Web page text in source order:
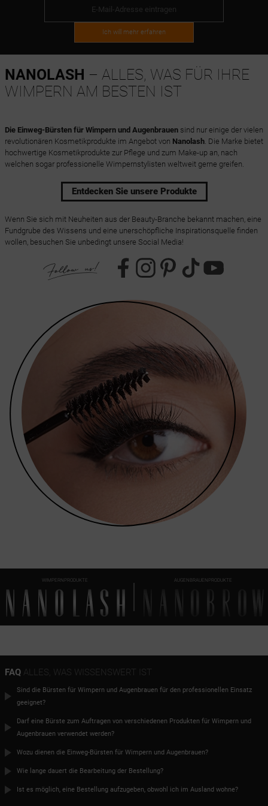
Ich will mehr erfahren
NANOLASH – ALLES, WAS FÜR IHRE
WIMPERN AM BESTEN IST
Die Einweg-Bürsten für Wimpern und Augenbrauensind nur einige der vielen
revolutionären Kosmetikprodukte im Angebot von Nanolash. Die Marke bietet
hochwertige Kosmetikprodukte zur Pflege und zum Make-up an, nach
welchen sogar professionelle Wimpernstylisten weltweit gerne greifen.
Entdecken Sie unsere Produkte
Wenn Sie sich mit Neuheiten aus der Beauty-Branche bekannt machen, eine
Fundgrube des Wissens und eine unerschöpfliche Inspirationsquelle finden
wollen, besuchen Sie unbedingt unsere Social Media!
WIMPERNPRODUKTE AUGENBRAUENPRODUKTE
FAQALLES, WAS WISSENSWERT IST
Sind die Bürsten für Wimpern und Augenbrauen für den professionellen Einsatz
geeignet?
Darf eine Bürste zum Auftragen von verschiedenen Produkten für Wimpern und
Augenbrauen verwendet werden?
Wozu dienen die Einweg-Bürsten für Wimpern und Augenbrauen?
Wie lange dauert die Bearbeitung der Bestellung?
Ist es möglich, eine Bestellung aufzugeben, obwohl ich im Ausland wohne?